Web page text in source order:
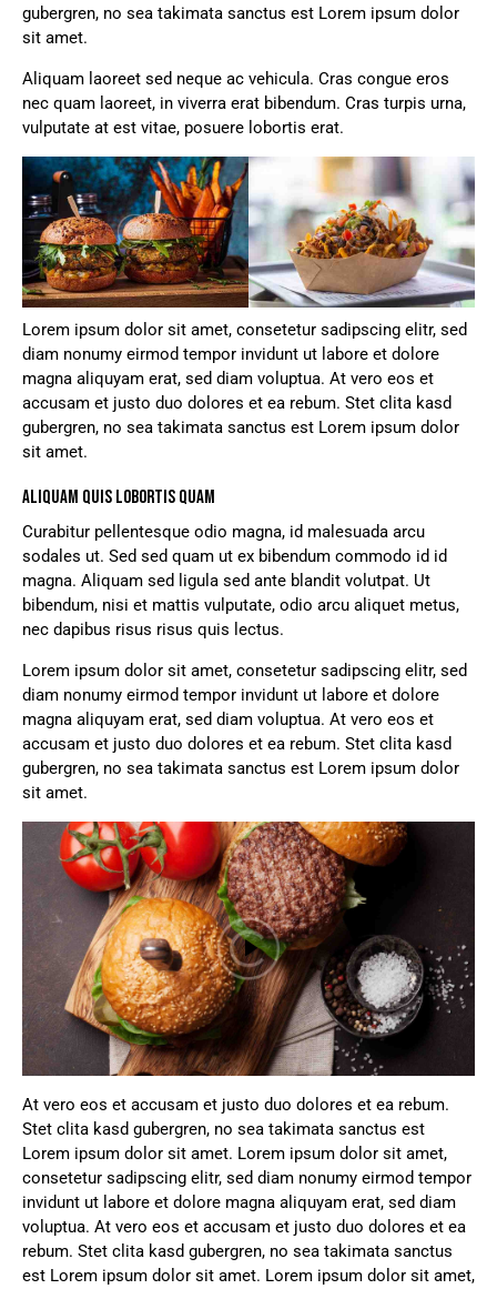
gubergren, no sea takimata sanctus est Lorem ipsum dolor
sit amet.
Aliquam laoreet sed neque ac vehicula. Cras congue eros
nec quam laoreet, in viverra erat bibendum. Cras turpis urna,
vulputate at est vitae, posuere lobortis erat.
Lorem ipsum dolor sit amet, consetetur sadipscing elitr, sed
diam nonumy eirmod tempor invidunt ut labore et dolore
magna aliquyam erat, sed diam voluptua. At vero eos et
accusam et justo duo dolores et ea rebum. Stet clita kasd
gubergren, no sea takimata sanctus est Lorem ipsum dolor
sit amet.
ALIQUAM QUIS LOBORTIS QUAM
Curabitur pellentesque odio magna, id malesuada arcu
sodales ut. Sed sed quam ut ex bibendum commodo id id
magna. Aliquam sed ligula sed ante blandit volutpat. Ut
bibendum, nisi et mattis vulputate, odio arcu aliquet metus,
nec dapibus risus risus quis lectus.
Lorem ipsum dolor sit amet, consetetur sadipscing elitr, sed
diam nonumy eirmod tempor invidunt ut labore et dolore
magna aliquyam erat, sed diam voluptua. At vero eos et
accusam et justo duo dolores et ea rebum. Stet clita kasd
gubergren, no sea takimata sanctus est Lorem ipsum dolor
sit amet.
At vero eos et accusam et justo duo dolores et ea rebum.
Stet clita kasd gubergren, no sea takimata sanctus est
Lorem ipsum dolor sit amet. Lorem ipsum dolor sit amet,
consetetur sadipscing elitr, sed diam nonumy eirmod tempor
invidunt ut labore et dolore magna aliquyam erat, sed diam
voluptua. At vero eos et accusam et justo duo dolores et ea
rebum. Stet clita kasd gubergren, no sea takimata sanctus
est Lorem ipsum dolor sit amet. Lorem ipsum dolor sit amet,